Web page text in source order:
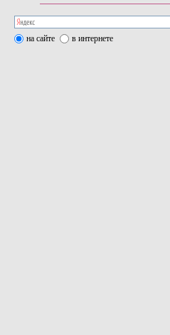
на сайте в интернете